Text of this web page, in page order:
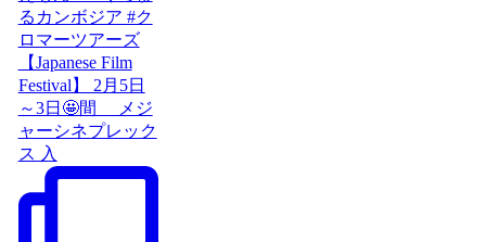
【Japanese Film
Festival】 2月5日
～3日🤩間 メジ
ャーシネプレック
ス 入